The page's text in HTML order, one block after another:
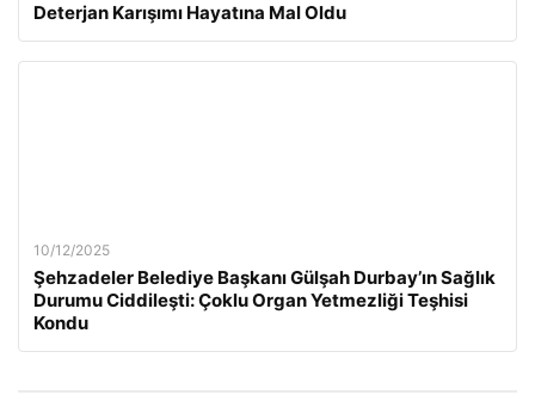
Deterjan Karışımı Hayatına Mal Oldu
10/12/2025
Şehzadeler Belediye Başkanı Gülşah Durbay’ın Sağlık
Durumu Ciddileşti: Çoklu Organ Yetmezliği Teşhisi
Kondu